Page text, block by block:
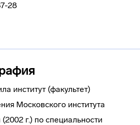
28
институт (факультет)
Московского института
г.) по специальности